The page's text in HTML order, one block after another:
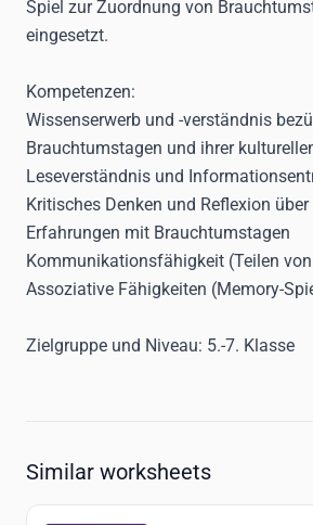
Spiel zur Zuordnung von
eingesetzt.
Kompetenzen:
Wissenserwerb und -verständnis
Brauchtumstagen und ihrer
Leseverständnis und
Kritisches Denken und Reflexion über
Erfahrungen mit Brauchtumstagen
Kommunikationsfähigkeit (Teilen
Assoziative Fähigkeiten (Memory-
Zielgruppe und Niveau: 5.-7. Klasse
Similar worksheets